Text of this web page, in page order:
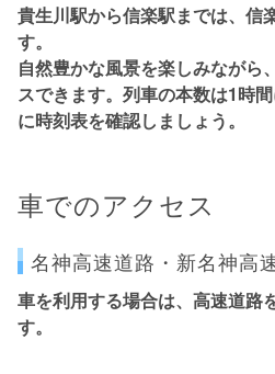
貴生川駅から信楽駅までは、信
す。
自然豊かな風景を楽しみながら
スできます。列車の本数は1時
に時刻表を確認しましょう。
車でのアクセス
名神高速道路・新名神高
車を利用する場合は、高速道路
す。